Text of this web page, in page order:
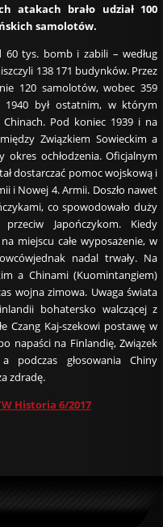
atakach brało udział 100
samolotów.
60 tys. bomb i zabili – według
138 171 budynków. Przez
120 samolotów, wobec 359
1940 był ostatnim, w którym
Pod koniec 1939 i na
Związkiem Sowieckim a
okres ochłodzenia. Oficjalnym
dostarczać pomoc wojskową i
i Nowej 4. Armii. Doszło nawet
co spowodowało duży
Japończykom. Kiedy
miejscu całe wyposażenie, w
nadal trwały. Na
a Chinami (Kuomintangiem)
wojna zimowa. Uwaga świata
bohatersko walczącej z
Czang Kaj-szekowi postawę w
napaści na Finlandię, Związek
podczas głosowania Chiny
zdradę.
Historia 6/2017